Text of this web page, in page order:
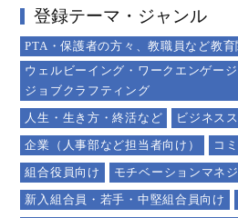
登録テーマ・ジャンル
PTA・保護者の方々、教職員など教育
ウェルビーイング・ワークエンゲー
ジョブクラフティング
人生・生き方・終活など
ビジネス
企業（人事部など担当者向け）
コ
組合役員向け
モチベーションマネ
新入組合員・若手・中堅組合員向け